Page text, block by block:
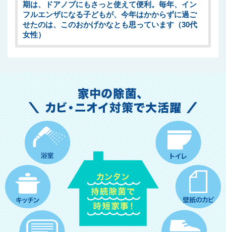
期は、ドアノブにもさっと使えて便利。毎年、イン
フルエンザになる子どもが、今年はかからずに過ご
せたのは、このおかげかなとも思っています（30代
女性）